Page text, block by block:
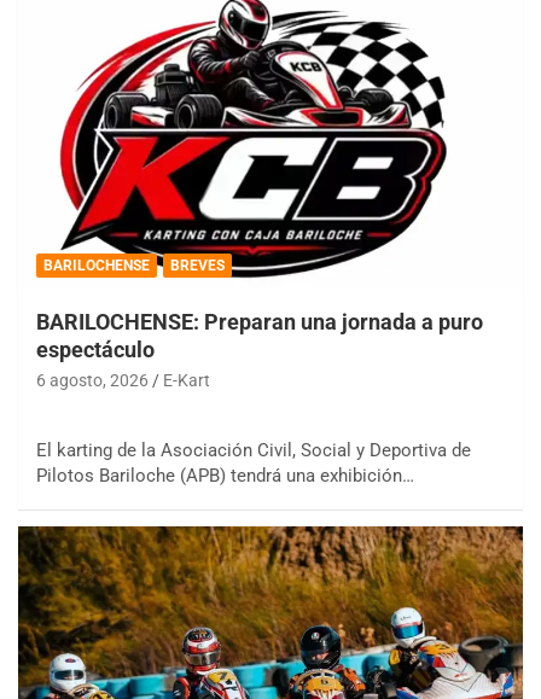
BARILOCHENSE BREVES
BARILOCHENSE: Preparan una jornada a puro
espectáculo
6 agosto, 2026 E-Kart
El karting de la Asociación Civil, Social y Deportiva de
Pilotos Bariloche (APB) tendrá una exhibición…